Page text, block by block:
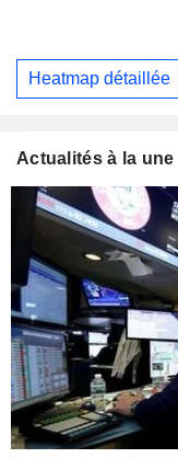
Heatmap détaillée
Actualités à la une